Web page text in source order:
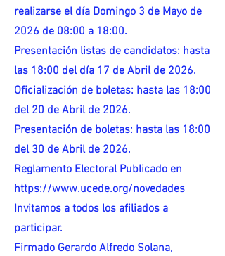
realizarse el día Domingo 3 de Mayo de
2026 de 08:00 a 18:00.
Presentación listas de candidatos: hasta
las 18:00 del día 17 de Abril de 2026.
Oficialización de boletas: hasta las 18:00
del 20 de Abril de 2026.
Presentación de boletas: hasta las 18:00
del 30 de Abril de 2026.
Reglamento Electoral Publicado en
https://www.ucede.org/novedades
Invitamos a todos los afiliados a
participar.
Firmado Gerardo Alfredo Solana,